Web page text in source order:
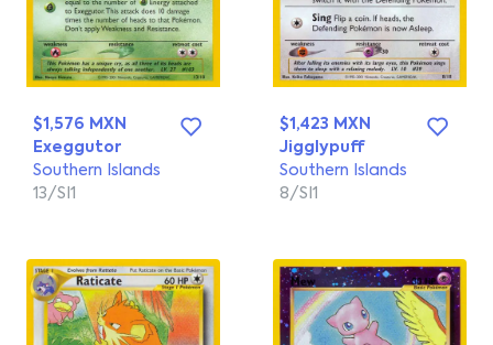
$1,576 MXN
Exeggutor
Southern Islands
13/SI1
$1,423 MXN
Jigglypuff
Southern Islands
8/SI1